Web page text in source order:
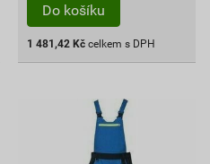
Do košíku
1 481,42 Kč celkem s DPH